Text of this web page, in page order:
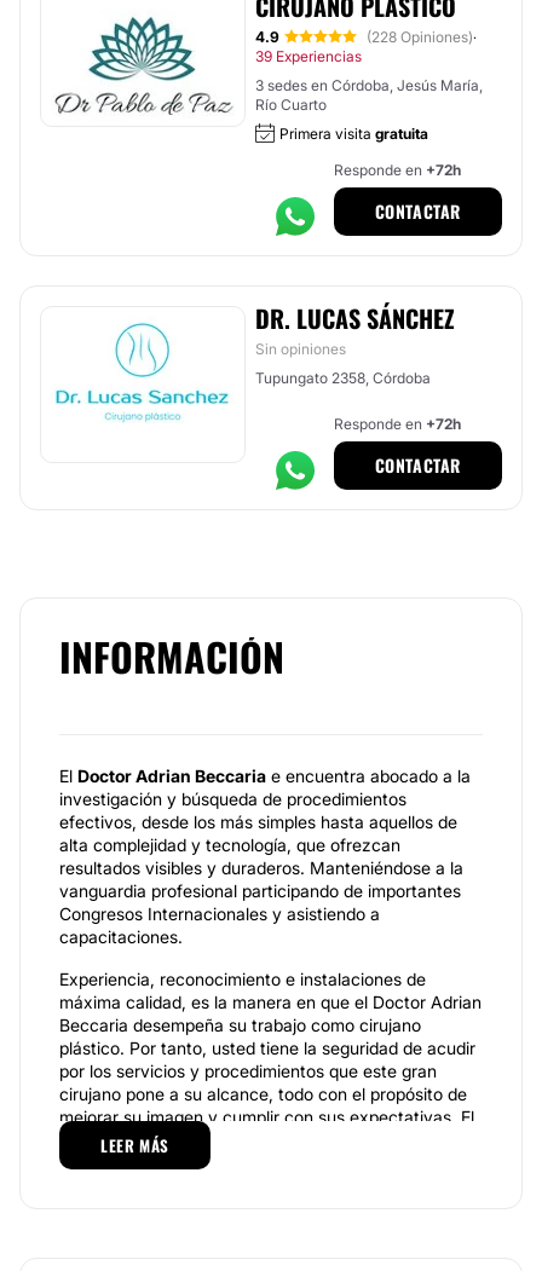
4.9 (228 Opiniones)·
39 Experiencias
3 sedes en Córdoba, Jesús María,
Río Cuarto
Primera visita gratuita
Responde en +72h
CONTACTAR
DR. LUCAS SÁNCHEZ
Sin opiniones
Tupungato 2358, Córdoba
Responde en +72h
CONTACTAR
INFORMACIÓN
El Doctor Adrian Beccaria e encuentra abocado a la
investigación y búsqueda de procedimientos
efectivos, desde los más simples hasta aquellos de
alta complejidad y tecnología, que ofrezcan
resultados visibles y duraderos. Manteniéndose a la
vanguardia profesional participando de importantes
Congresos Internacionales y asistiendo a
capacitaciones.
Experiencia, reconocimiento e instalaciones de
máxima calidad, es la manera en que el Doctor Adrian
Beccaria desempeña su trabajo como cirujano
plástico. Por tanto, usted tiene la seguridad de acudir
por los servicios y procedimientos que este gran
cirujano pone a su alcance, todo con el propósito de
mejorar su imagen y cumplir con sus expectativas. El
Centro de Estética Beccaria
para el cuidado personal con la última tecnología en
LEER MÁS